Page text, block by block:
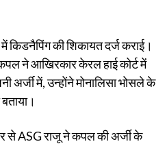
किडनैपिंग की शिकायत दर्ज कराई।
ने आखिरकार केरल हाई कोर्ट में
अर्जी में, उन्होंने मोनालिसा भोसले के
से ASG राजू ने कपल की अर्जी के